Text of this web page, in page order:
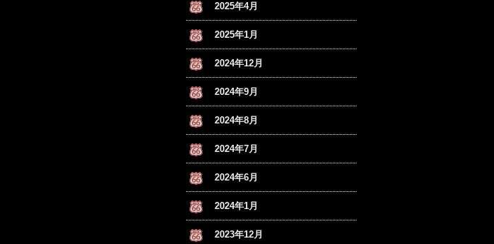
2025年4月
2025年1月
2024年12月
2024年9月
2024年8月
2024年7月
2024年6月
2024年1月
2023年12月